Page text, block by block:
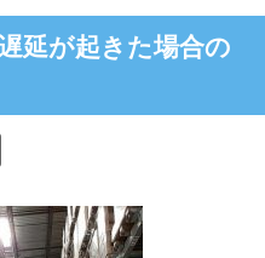
延が起きた場合の